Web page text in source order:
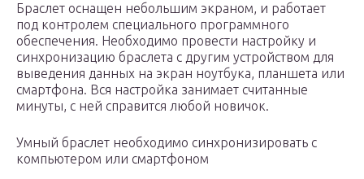
Браслет оснащен небольшим экраном, и работает
под контролем специального программного
обеспечения. Необходимо провести настройку и
синхронизацию браслета с другим устройством для
выведения данных на экран ноутбука, планшета или
смартфона. Вся настройка занимает считанные
минуты, с ней справится любой новичок.
Умный браслет необходимо синхронизировать с
компьютером или смартфоном